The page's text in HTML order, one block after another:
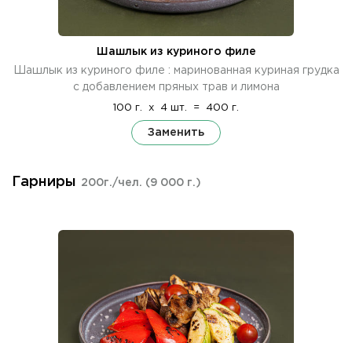
Шашлык из куриного филе
Шашлык из куриного филе : маринованная куриная грудка
с добавлением пряных трав и лимона
100 г. x 4 шт. = 400 г.
Заменить
Гарниры 200г./чел. (9 000 г.)